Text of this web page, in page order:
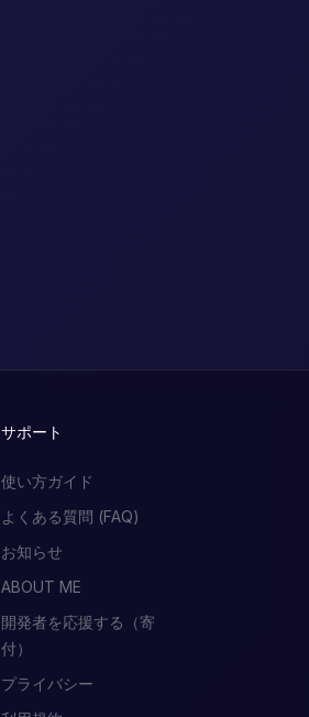
サポート
使い方ガイド
よくある質問 (FAQ)
お知らせ
ABOUT ME
開発者を応援する（寄
付）
プライバシー